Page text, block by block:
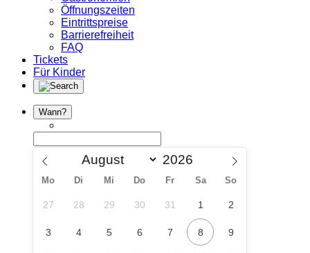
Öffnungszeiten
Eintrittspreise
Barrierefreiheit
FAQ
Tickets
Für Kinder
Wann?
Mo Di Mi Do Fr Sa So
27 28 29 30 31 1 2
3 4 5 6 7 8 9